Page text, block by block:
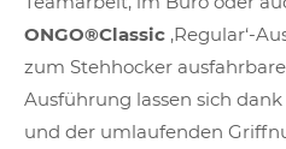
ONGO®Classic ‚Regular‘-
zum Stehhocker ausfahrbare
Ausführung lassen sich
und der umlaufenden